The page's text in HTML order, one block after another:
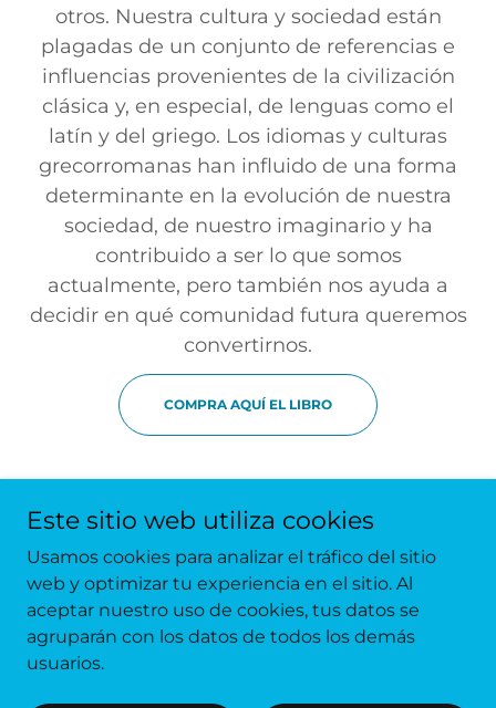
otros. Nuestra cultura y sociedad están
plagadas de un conjunto de referencias e
influencias provenientes de la civilización
clásica y, en especial, de lenguas como el
latín y del griego. Los idiomas y culturas
grecorromanas han influido de una forma
determinante en la evolución de nuestra
sociedad, de nuestro imaginario y ha
contribuido a ser lo que somos
actualmente, pero también nos ayuda a
decidir en qué comunidad futura queremos
convertirnos.
COMPRA AQUÍ EL LIBRO
Copyright © 2026 Un Profe de Latín - This work is licensed under
CC BY-NC-SA 4.0
Este sitio web utiliza cookies
Usamos cookies para analizar el tráfico del sitio
web y optimizar tu experiencia en el sitio. Al
aceptar nuestro uso de cookies, tus datos se
agruparán con los datos de todos los demás
usuarios.